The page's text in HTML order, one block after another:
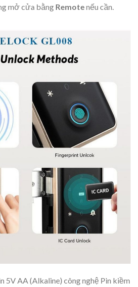
mở cửa bằng Remotenếu cần.
5V AA (Alkaline) công nghệ Pin kiềm